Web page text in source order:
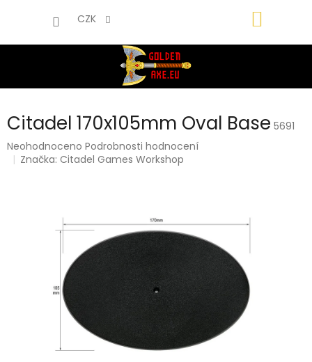
CZK
Citadel 170x105mm Oval Base 5691
Průměrné
hodnocení
Neohodnoceno Podrobnosti hodnocení
Značka:Citadel Games Workshop